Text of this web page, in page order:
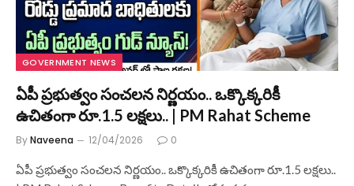
GOVERNMENT NEWS
ఏపీ ప్రభుత్వం సంచలన నిర్ణయం.. ఒక్కొక్కరికీ
ఉచితంగా రూ.1.5 లక్షలు.. | PM Rahat Scheme
ByNaveena 12/04/2026 0
ఏపీ ప్రభుత్వం సంచలన నిర్ణయం.. ఒక్కొక్కరికీ ఉచితంగా రూ.1.5 లక్షలు..